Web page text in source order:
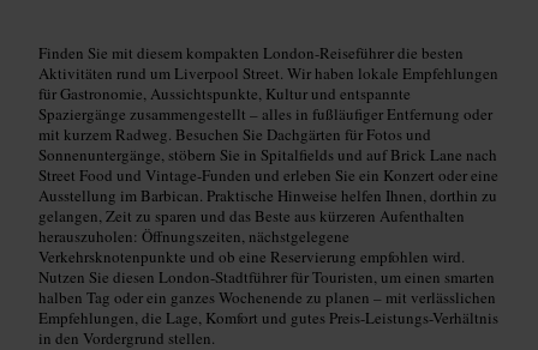
Finden Sie mit diesem kompakten London-Reiseführer die besten
Aktivitäten rund um Liverpool Street. Wir haben lokale Empfehlungen
für Gastronomie, Aussichtspunkte, Kultur und entspannte
Spaziergänge zusammengestellt – alles in fußläufiger Entfernung oder
mit kurzem Radweg. Besuchen Sie Dachgärten für Fotos und
Sonnenuntergänge, stöbern Sie in Spitalfields und auf Brick Lane nach
Street Food und Vintage-Funden und erleben Sie ein Konzert oder eine
Ausstellung im Barbican. Praktische Hinweise helfen Ihnen, dorthin zu
gelangen, Zeit zu sparen und das Beste aus kürzeren Aufenthalten
herauszuholen: Öffnungszeiten, nächstgelegene
Verkehrsknotenpunkte und ob eine Reservierung empfohlen wird.
Nutzen Sie diesen London-Stadtführer für Touristen, um einen smarten
halben Tag oder ein ganzes Wochenende zu planen – mit verlässlichen
Empfehlungen, die Lage, Komfort und gutes Preis-Leistungs-Verhältnis
in den Vordergrund stellen.